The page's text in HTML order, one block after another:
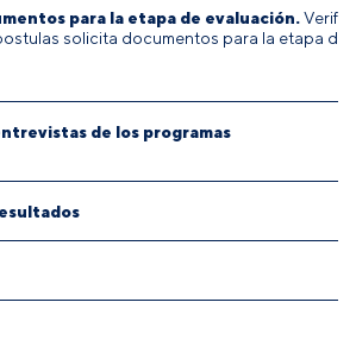
para la etapa de evaluación.
solicita documentos para la etapa de
de los programas